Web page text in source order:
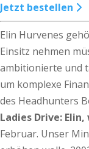
Jetzt bestellen
Elin Hurvenes
Einsitz nehmen
ambitionierte und
um komplexe
des Headhunters
Ladies Drive:
Februar. Unser